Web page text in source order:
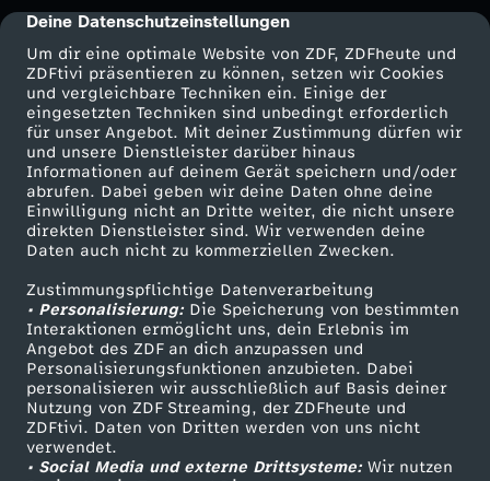
cmp-dialog-description
Deine Datenschutzeinstellungen
Um dir eine optimale Website von ZDF, ZDFheute und
ZDFtivi präsentieren zu können, setzen wir Cookies
und vergleichbare Techniken ein. Einige der
eingesetzten Techniken sind unbedingt erforderlich
für unser Angebot. Mit deiner Zustimmung dürfen wir
und unsere Dienstleister darüber hinaus
Informationen auf deinem Gerät speichern und/oder
abrufen. Dabei geben wir deine Daten ohne deine
Einwilligung nicht an Dritte weiter, die nicht unsere
direkten Dienstleister sind. Wir verwenden deine
Daten auch nicht zu kommerziellen Zwecken.
Zustimmungspflichtige Datenverarbeitung
• Personalisierung:Die Speicherung von bestimmten
Interaktionen ermöglicht uns, dein Erlebnis im
Angebot des ZDF an dich anzupassen und
Personalisierungsfunktionen anzubieten. Dabei
personalisieren wir ausschließlich auf Basis deiner
Nutzung von ZDF Streaming, der ZDFheute und
ZDFtivi. Daten von Dritten werden von uns nicht
verwendet.
• Social Media und externe Drittsysteme:Wir nutzen
i
r
l
s
:
I
h
r
T
Mehr ZDF
ZDF-Apps
Smart TV
ZDFtext
Livestreams
Sendungen A-Z
TV-Programm
Service
ZDFmitreden
Kontakt zum ZDF
Tickets
Zuschauerservice
Hilfe
ZDF Unternehmen